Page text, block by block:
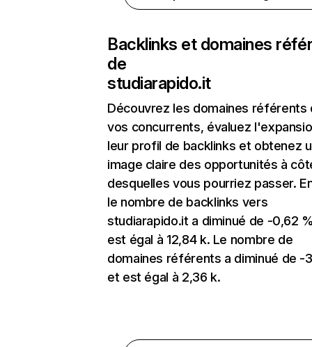
Backlinks et domaines
de
studiarapido.it
Découvrez les domaines référents
vos concurrents, évaluez
leur profil de backlinks et obtenez
image claire des opportunités à
desquelles vous pourriez passer.
le nombre de backlinks vers
studiarapido.it a diminué de -0,62
est égal à 12,84 k. Le nombre de
domaines référents a diminué de -
et est égal à 2,36 k.